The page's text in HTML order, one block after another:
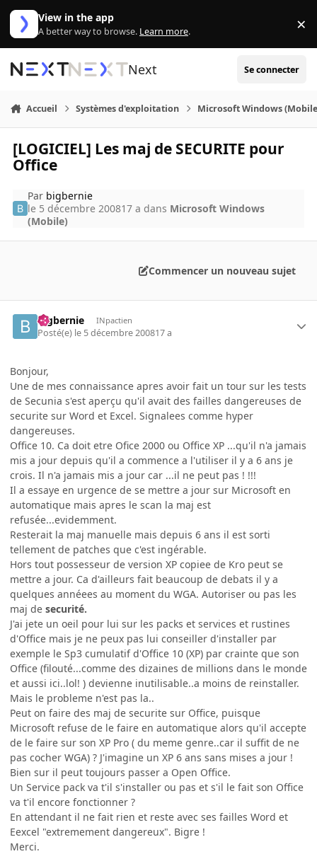
Aller au contenu
View in the app
A better way to browse. Learn more. ×
Next Se connecter
Accueil Systèmes d'exploitation Microsoft Windows
[LOGICIEL] Les maj de SECURITE pour
Office
Par bigbernie
le 5 décembre 200817 a dans Microsoft Windows
(Mobile)
Commencer un nouveau sujet
bigbernie INpactien
Posté(e) le 5 décembre 200817 a
Bonjour,
Une de mes connaissance apres avoir fait un tour sur les tests
de Secunia s'est aperçu qu'il avait des failles dangereuses de
securite sur Word et Excel. Signalees comme hyper
dangereuses.
Office 10. Ca doit etre Ofice 2000 ou Office XP ...qu'il n'a jamais
mis a jour depuis qu'il a commence a l'utiliser il y a 6 ans je
crois. Il n'a jamais mis a jour car ...il ne peut pas ! !!!
Il a essaye en urgence de se mettre a jour sur Microsoft en
automatique mais apres le scan la maj est
refusée...evidemment.
Resterait la maj manuelle mais depuis 6 ans il est sorti
tellement de patches que c'est ingérable.
Hors tout possesseur de version XP copiee de Kro peut se
mettre a jour. Ca d'ailleurs fait beaucoup de debats il y a
quelques annéees au moment du WGA. Autoriser ou pas les
maj de securité.
J'ai jete un oeil pour lui sur les packs et services et rustines
d'Office mais je ne peux pas lui conseiller d'installer par
exemple le Sp3 cumulatif d'Office 10 (XP) par crainte que son
Office (filouté...comme des dizaines de millions dans le monde
et aussi ici..lol! ) devienne inutilisable..a moins de reinstaller.
Mais le probleme n'est pas la..
Peut on faire des maj de securite sur Office, puisque
Microsoft refuse de le faire en automatique alors qu'il accepte
de le faire sur son XP Pro ( du meme genre..car il suffit de ne
pas cocher WGA) ? J'imagine un XP 6 ans sans mises a jour !
Bien sur il peut toujours passer a Open Office.
Un Service pack va t'il s'installer ou pas et s'il le fait son Office
va t'il encore fonctionner ?
En attendant il ne fait rien et reste avec ses failles Word et
Eexcel "extremement dangereux". Bigre !
Merci.